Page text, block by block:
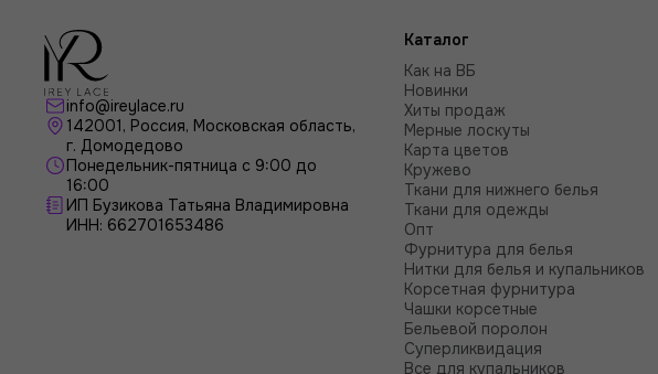
info@ireylace.ru
142001 , Россия, Московская область,
г. Домодедово
Понедельник-пятница с 9:00 до
16:00
ИП Бузикова Татьяна Владимировна
ИНН: 662701653486
Каталог
Как на ВБ
Новинки
Хиты продаж
Мерные лоскуты
Карта цветов
Кружево
Ткани для нижнего белья
Ткани для одежды
Опт
Фурнитура для белья
Нитки для белья и купальников
Корсетная фурнитура
Чашки корсетные
Бельевой поролон
Суперликвидация
Все для купальников